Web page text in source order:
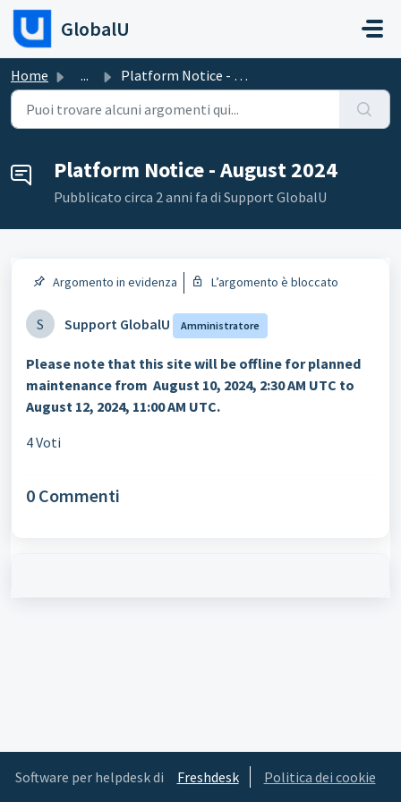
Salta al contenuto principale
GlobalU
Home ... Platform Notice - August 2024
Platform Notice - August 2024
Pubblicato circa 2 anni fa di Support GlobalU
Argomento in evidenza L’argomento è bloccato
S Support GlobalU Amministratore
Please note that this site will be offline for planned
maintenance from August 10, 2024, 2:30 AM UTC to
August 12, 2024, 11:00 AM UTC.
4 Voti
0 Commenti
Software per helpdesk di Freshdesk Politica dei cookie